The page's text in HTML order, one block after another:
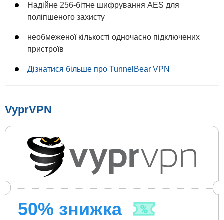
Надійне 256-бітне шифрування AES для
поліпшеного захисту
необмеженої кількості одночасно підключених
пристроїв
Дізнатися більше про TunnelBear VPN
VyprVPN
50% знижка